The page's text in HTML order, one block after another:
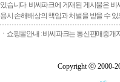
있습니다. 비씨파크에 게재된 게시물은
용시 손해배상의 책임과 처벌을 받을 수
ㆍ쇼핑몰안내 : 비씨파크는 통신판매중개
Copyright ⓒ 2000-